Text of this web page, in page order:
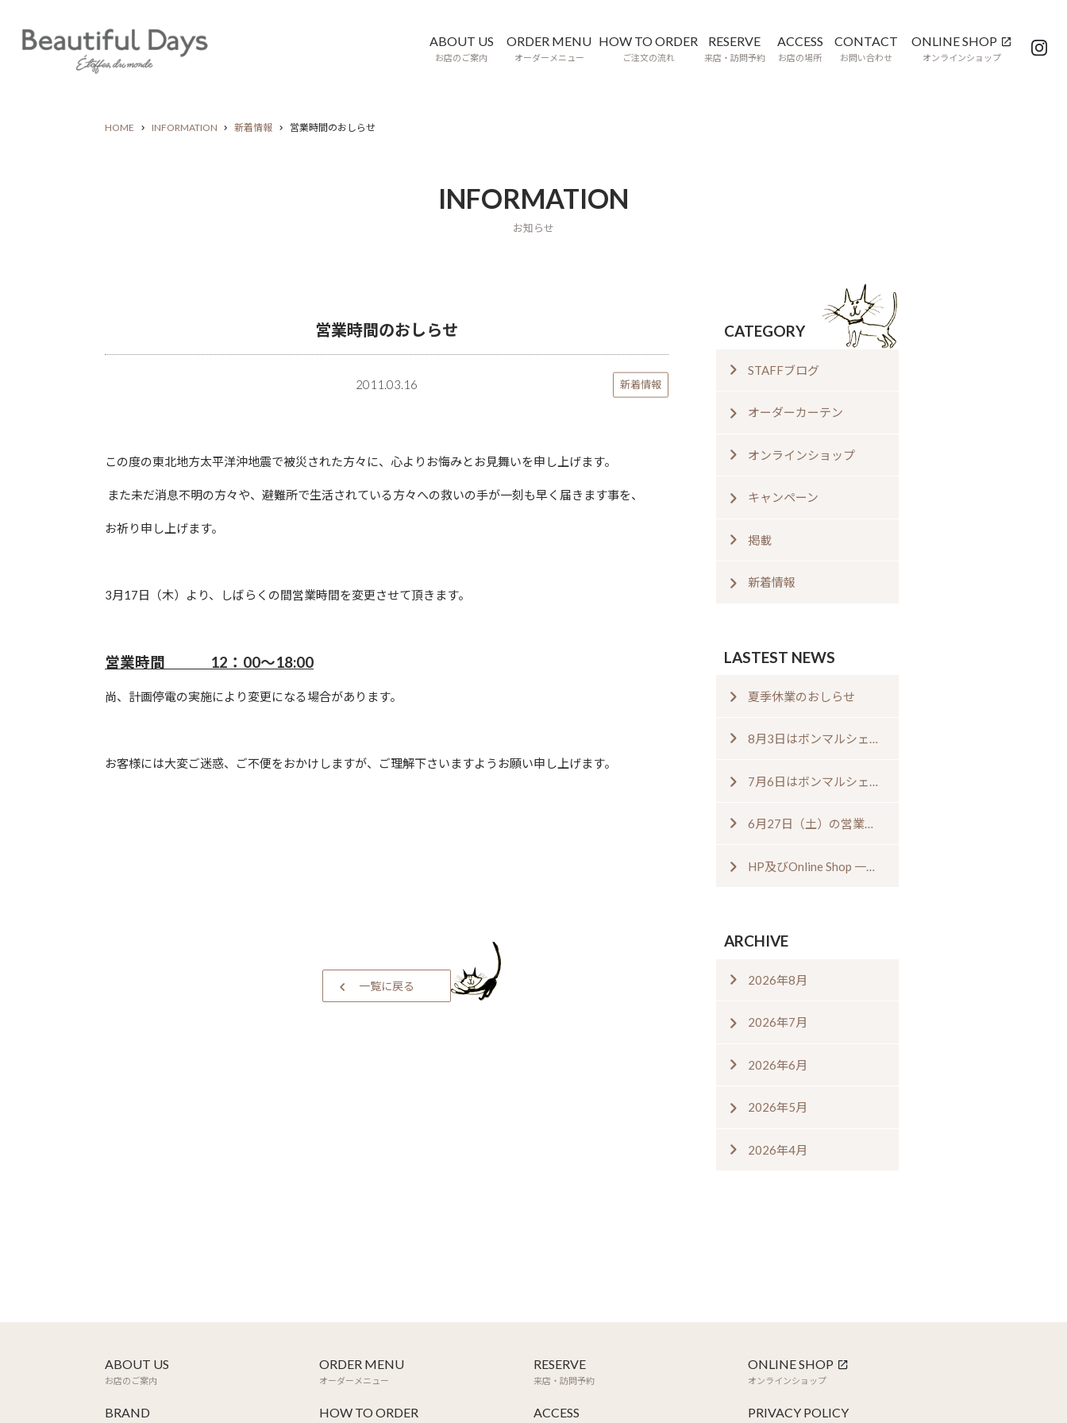
ABOUT US
お店のご案内
ORDER MENU
オーダーメニュー
HOW TO ORDER
ご注文の流れ
RESERVE
来店・訪問予約
ACCESS
お店の場所
CONTACT
お問い合わせ
ONLINE SHOP
オンラインショップ
HOME INFORMATION 新着情報 営業時間のおしらせ
INFORMATION
お知らせ
営業時間のおしらせ
2011.03.16 新着情報
この度の東北地方太平洋沖地震で被災された方々に、心よりお悔みとお見舞いを申し上げます。
また未だ消息不明の方々や、避難所で生活されている方々への救いの手が一刻も早く届きます事を、
お祈り申し上げます。
3月17日（木）より、しばらくの間営業時間を変更させて頂きます。
営業時間 12：00～18:00
尚、計画停電の実施により変更になる場合があります。
お客様には大変ご迷惑、ご不便をおかけしますが、ご理解下さいますようお願い申し上げます。
一覧に戻る
CATEGORY
STAFFブログ
オーダーカーテン
オンラインショップ
キャンペーン
掲載
新着情報
LASTEST NEWS
夏季休業のおしらせ⁠
8月3日はボンマルシェの日⁠！⁠ ⁠
7月6日はボンマルシェの日⁠！⁠
6月27日（土）の営業について
HP及びOnline Shop 一時閉鎖のお知らせ
ARCHIVE
2026年8月
2026年7月
2026年6月
2026年5月
2026年4月
ABOUT US
お店のご案内
BRAND
ORDER MENU
オーダーメニュー
HOW TO ORDER
RESERVE
来店・訪問予約
ACCESS
ONLINE SHOP
オンラインショップ
PRIVACY POLICY